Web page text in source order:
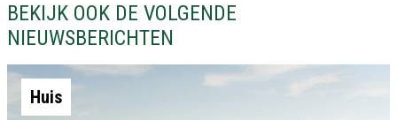
BEKIJK OOK DE VOLGENDE
NIEUWSBERICHTEN
Huis